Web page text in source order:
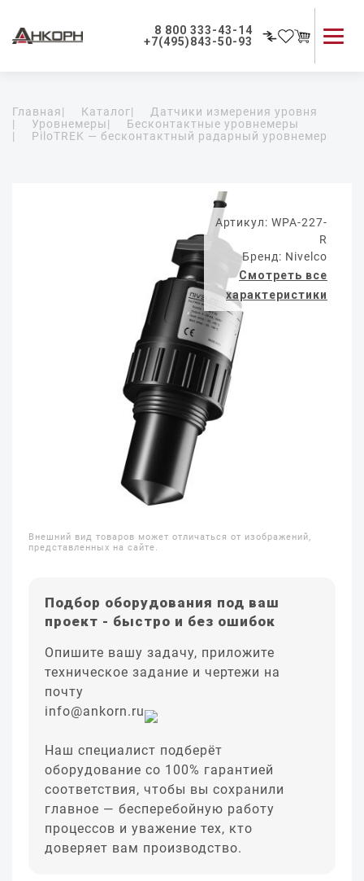
8 800 333-43-14
+7(495)843-50-93
Применение приборов
Как мы работаем
Главная| Каталог|
Датчики измерения уровня
|
Уровнемеры|
Бесконтактные уровнемеры
|
PiloTREK — бесконтактный радарный уровнемер
Артикул: WPA-227-
R
Бренд: Nivelco
Смотреть все
характеристики
Внешний вид товаров может отличаться от изображений,
представленных на сайте.
Подбор оборудования под ваш
проект - быстро и без ошибок
Опишите вашу задачу, приложите
техническое задание и чертежи на
почту
info@ankorn.ru
Наш специалист подберёт
оборудование со 100% гарантией
соответствия, чтобы вы сохранили
главное — бесперебойную работу
процессов и уважение тех, кто
доверяет вам производство.